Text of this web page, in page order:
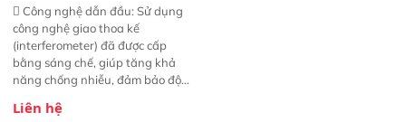
 Công nghệ dẫn đầu: Sử dụng
công nghệ giao thoa kế
(interferometer) đã được cấp
bằng sáng chế, giúp tăng khả
năng chống nhiễu, đảm bảo độ
Phạm vi ứng dụng rộng: Đáp ứng
Liên hệ